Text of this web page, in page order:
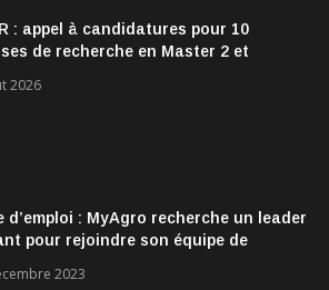
: appel à candidatures pour 10
de recherche en Master 2 et
2026
d’emploi : MyAgro recherche un leader
pour rejoindre son équipe de
2023